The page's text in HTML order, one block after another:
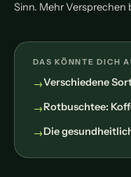
Sinn. Mehr Versprechen
DAS KÖNNTE DICH
Verschiedene
Rotbuschtee:
Die